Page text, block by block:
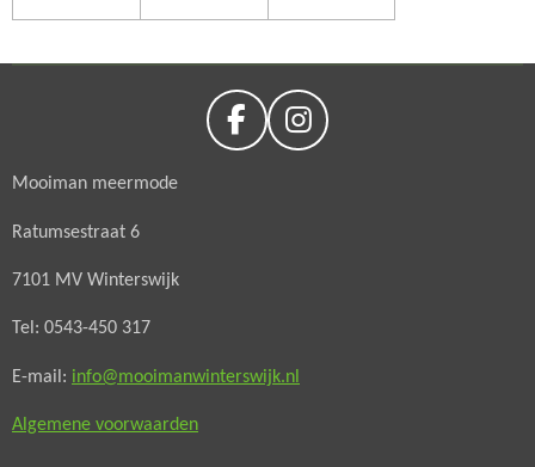
F
I
Mooiman meermode
Ratumsestraat 6
7101 MV Winterswijk
Tel: 0543-450 317
E-mail: info@mooimanwinterswijk.nl
Algemene voorwaarden